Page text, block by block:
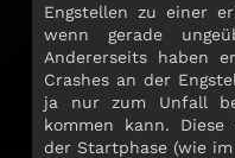
Engstellen zu einer
wenn gerade
Andererseits haben
Crashes an der
ja nur zum Unfall
kommen kann.
der Startphase (wie